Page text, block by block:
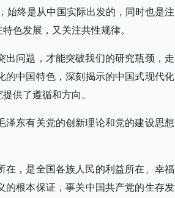
始终是从中国实际出发的，同时也是注
色发展，又关注共性规律。
问题，才能突破我们的研究瓶颈，走
的中国特色，深刻揭示的中国式现代化
供了遵循和方向。
东有关党的创新理论和党的建设思想
，是全国各族人民的利益所在、幸福
的根本保证，事关中国共产党的生存发